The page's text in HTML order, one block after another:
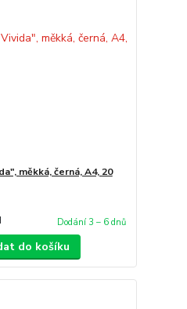
měkká, černá, A4, 20
Dodání 3 – 6 dnů
do košíku